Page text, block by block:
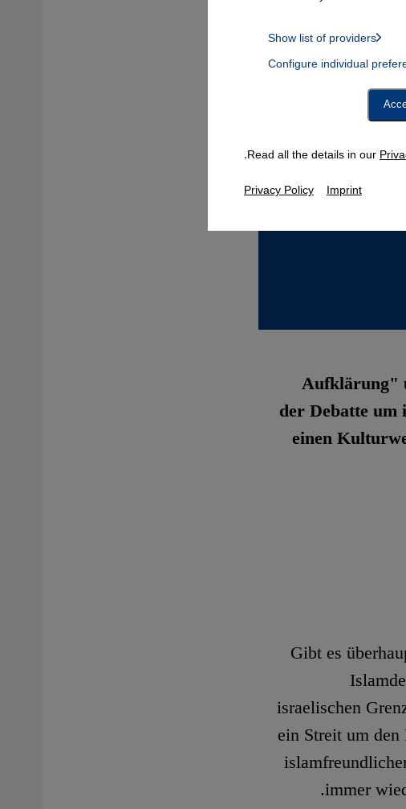
der Debatte
einen
Gibt es
israelischen
ein Streit um
immer
Show list of providers
Google Maps Embed, Google Tag Manager, Instagram Embed, Twitter
Configure individual
Read all the details in our
Privacy Policy Imprint